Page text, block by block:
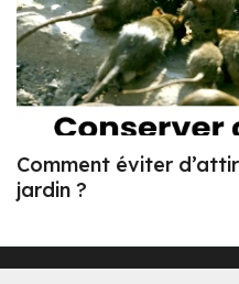
Comment éviter
jardin ?